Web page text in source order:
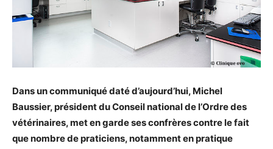
Dans un communiqué daté d’aujourd’hui, Michel
Baussier, président du Conseil national de l’Ordre des
vétérinaires, met en garde ses confrères contre le fait
que nombre de praticiens, notamment en pratique